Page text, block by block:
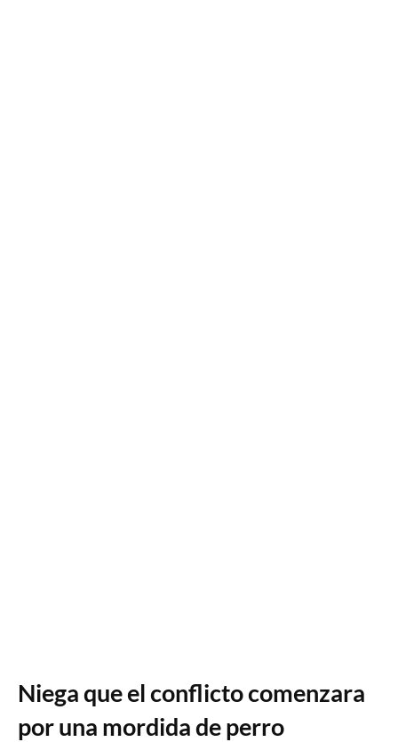
Niega que el conflicto comenzara
por una mordida de perro